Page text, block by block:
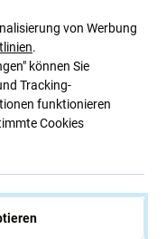
verkaufte
Standards,
das Original
des Originals.
Informationen
Blog, in dem
von Werbung
.
können Sie
Tracking-
funktionieren
Cookies